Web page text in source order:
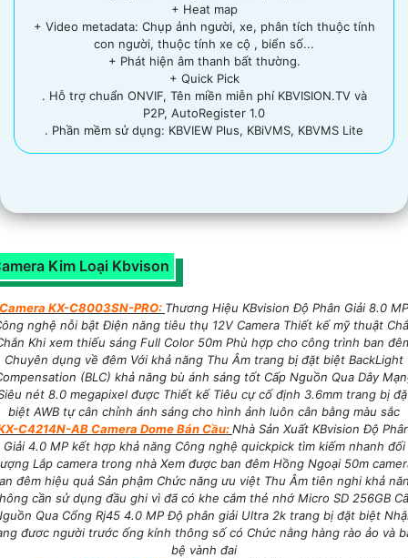
+ Heat map
+ Video metadata: Chụp ảnh người, xe, phân tích thuộc tính
con người, thuộc tính xe cộ , biển số...
+ Phát hiện âm thanh bất thường.
+ Quick Pick
. Hỗ trợ chuẩn ONVIF, Tên miền miễn phí KBVISION.TV và
P2P, AutoRegister 1.0
. Phần mềm sử dụng: KBVIEW Plus, KBiVMS, KBVMS Lite
Kim Loại Kbvison
Camera KX-C8003SN-PRO: Thương Hiệu KBvision Độ Phân Giải 8.0 MP
nghệ nỗi bật Điện năng tiêu thụ 12V Camera Thiết kế mỹ thuật
Khi xem thiếu sáng Full Color 50m Phù hợp cho công trình ban
Chuyên dụng về đêm Với khả năng Thu Âm trang bị đặt biệt BackLight
(BLC) khả năng bù ánh sáng tốt Cấp Nguồn Qua Dây
nét 8.0 megapixel được Thiết kế Tiêu cự cố định 3.6mm trang bị
biệt AWB tự cân chỉnh ánh sáng cho hình ảnh luôn cân bằng màu sắc
C4214N-AB Camera Dome Bán Cầu:Nhà Sản Xuất KBvision Độ
Giải 4.0 MP kết hợp khả năng Công nghệ quickpick tìm kiếm nhanh đối
Lắp camera trong nhà Xem được ban đêm Hồng Ngoại 50m
đêm hiệu quả Sản phậm Chức năng ưu việt Thu Âm tiên nghi khả
cần sử dụng đầu ghi vì đã có khe cắm thẻ nhớ Micro SD 256GB
Qua Cổng Rj45 4.0 MP Độ phân giải Ultra 2k trang bị đặt biệt
đươc người trước ống kính thông số có Chức nằng hàng rào ảo và
bệ vành đai